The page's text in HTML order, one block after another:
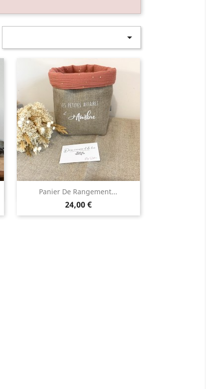

Panier De Rangement...
Prix
24,00 €
Aperçu rapide